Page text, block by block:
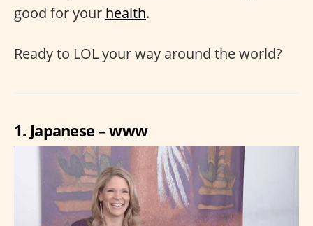
good for your health.
Ready to LOL your way around the world?
1. Japanese – www